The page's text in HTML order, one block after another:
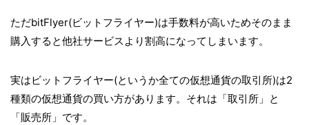
ただbitFlyer(ビットフライヤー)は手数料が高いためそのまま
購入すると他社サービスより割高になってしまいます。
実はビットフライヤー(というか全ての仮想通貨の取引所)は2
種類の仮想通貨の買い方があります。それは「取引所」と
「販売所」です。